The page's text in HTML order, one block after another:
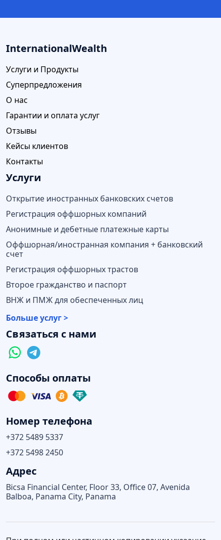
InternationalWealth
Услуги и Продукты
Суперпредложения
О нас
Гарантии и оплата услуг
Отзывы
Кейсы клиентов
Контакты
Услуги
Открытие иностранных банковских счетов
Регистрация оффшорных компаний
Анонимные и дебетные платежные карты
Оффшорная/иностранная компания + банковский
счет
Регистрация оффшорных трастов
Второе гражданство и паспорт
ВНЖ и ПМЖ для обеспеченных лиц
Больше услуг >
Связаться с нами
Способы оплаты
Номер телефона
+372 5489 5337
+372 5498 2450
Адрес
Bicsa Financial Center, Floor 33, Office 07, Avenida
Balboa, Panama City, Panama